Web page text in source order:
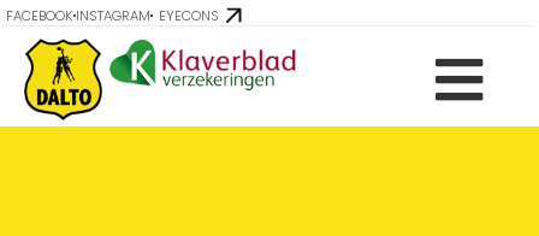
FACEBOOK INSTAGRAM EYECONS